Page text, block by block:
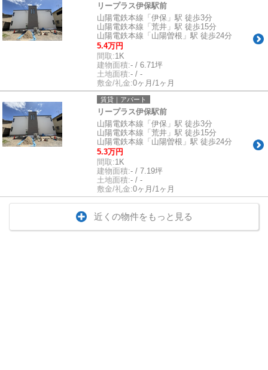
リープラス伊保駅前
山陽電鉄本線「伊保」駅 徒歩3分
山陽電鉄本線「荒井」駅 徒歩15分
山陽電鉄本線「山陽曽根」駅 徒歩24分
5.4万円
間取:1K
建物面積:- / 6.71坪
土地面積:- / -
敷金/礼金:0ヶ月/1ヶ月
賃貸｜アパート
リープラス伊保駅前
山陽電鉄本線「伊保」駅 徒歩3分
山陽電鉄本線「荒井」駅 徒歩15分
山陽電鉄本線「山陽曽根」駅 徒歩24分
5.3万円
間取:1K
建物面積:- / 7.19坪
土地面積:- / -
敷金/礼金:0ヶ月/1ヶ月
近くの物件をもっと見る